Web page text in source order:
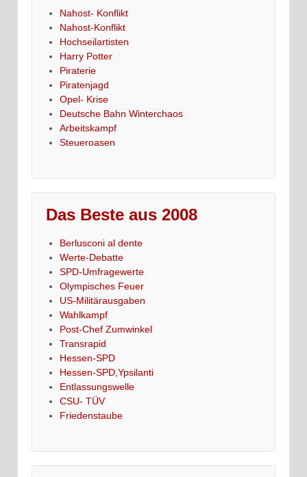
Nahost- Konflikt
Nahost-Konflikt
Hochseilartisten
Harry Potter
Piraterie
Piratenjagd
Opel- Krise
Deutsche Bahn Winterchaos
Arbeitskampf
Steueroasen
Das Beste aus 2008
Berlusconi al dente
Werte-Debatte
SPD-Umfragewerte
Olympisches Feuer
US-Militärausgaben
Wahlkampf
Post-Chef Zumwinkel
Transrapid
Hessen-SPD
Hessen-SPD,Ypsilanti
Entlassungswelle
CSU- TÜV
Friedenstaube